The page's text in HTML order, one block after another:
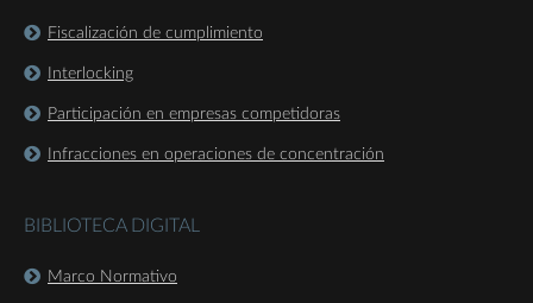
Fiscalización de cumplimiento
Interlocking
Participación en empresas competidoras
Infracciones en operaciones de concentración
BIBLIOTECA DIGITAL
Marco Normativo